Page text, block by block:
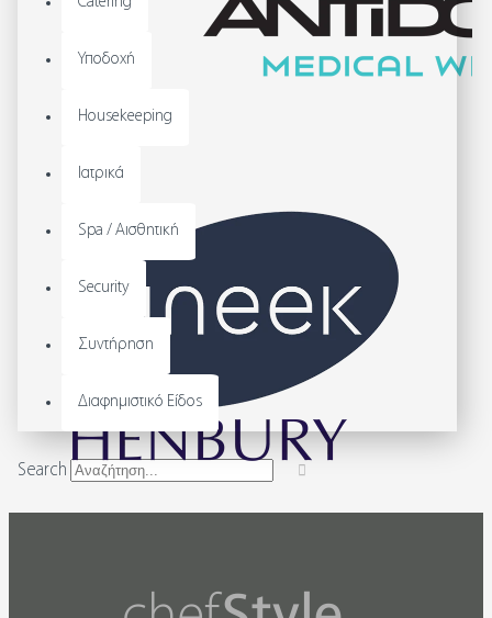
Υποδοχή
Housekeeping
Ιατρικά
Spa / Αισθητική
Security
Συντήρηση
Διαφημιστικό Είδος
Search